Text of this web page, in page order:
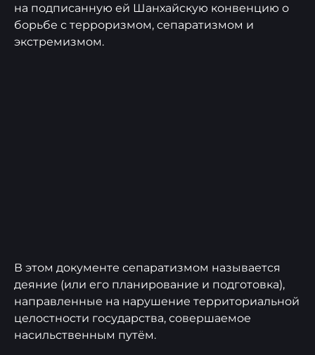
на подписанную ей Шанхайскую конвенцию о
борьбе с терроризмом, сепаратизмом и
экстремизмом.
В этом документе сепаратизмом называется
деяние (или его планирование и подготовка),
направленные на нарушение территориальной
целостности государства, совершаемое
насильственным путём.